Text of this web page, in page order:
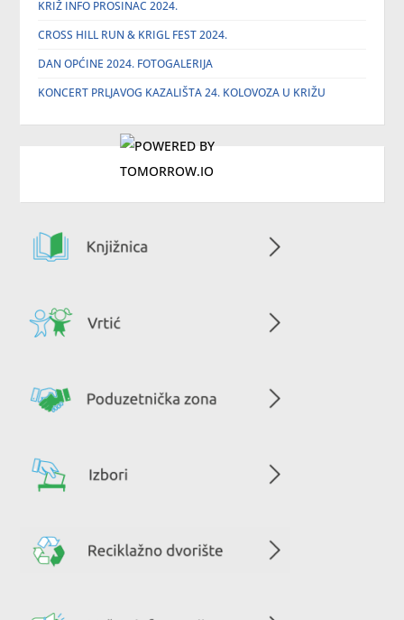
KRIŽ INFO PROSINAC 2024.
CROSS HILL RUN & KRIGL FEST 2024.
DAN OPĆINE 2024. FOTOGALERIJA
KONCERT PRLJAVOG KAZALIŠTA 24. KOLOVOZA U KRIŽU